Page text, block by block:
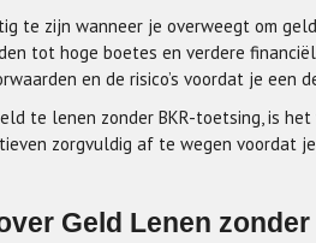
te zijn wanneer je overweegt om
tot hoge boetes en verdere
en de risico’s voordat je een
te lenen zonder BKR-toetsing, is
zorgvuldig af te wegen voordat
Geld Lenen